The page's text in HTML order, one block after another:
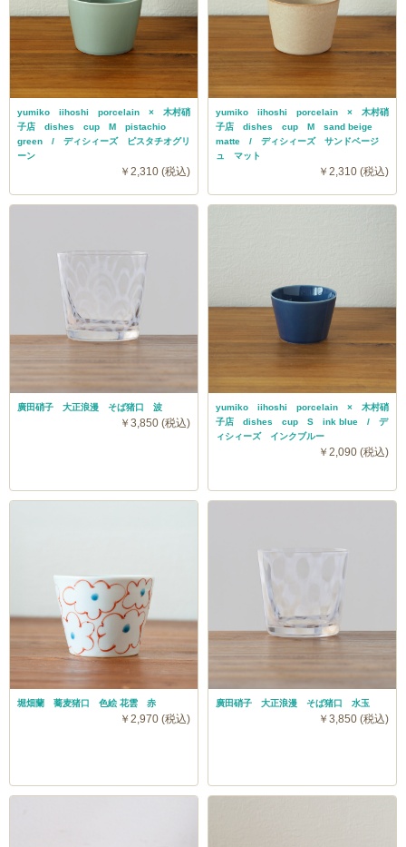
yumiko iihoshi porcelain × 木村硝
子店 dishes cup M pistachio
green / ディシィーズ ピスタチオグリ
ーン
￥2,310 (税込)
yumiko iihoshi porcelain × 木村硝
子店 dishes cup M sand beige
matte / ディシィーズ サンドベージ
ュ マット
￥2,310 (税込)
廣田硝子 大正浪漫 そば猪口 波
￥3,850 (税込)
yumiko iihoshi porcelain × 木村硝
子店 dishes cup S ink blue / デ
ィシィーズ インクブルー
￥2,090 (税込)
堀畑蘭 蕎麦猪口 色絵 花雲 赤
￥2,970 (税込)
廣田硝子 大正浪漫 そば猪口 水玉
￥3,850 (税込)